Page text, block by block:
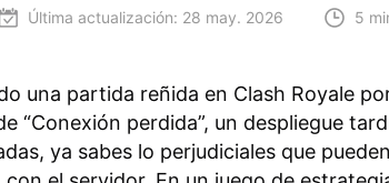
Última actualización: 28 may. 2026 5
una partida reñida en Clash Royale
“Conexión perdida”, un despliegue
ya sabes lo perjudiciales que